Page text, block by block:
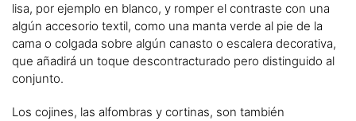
lisa, por ejemplo en blanco, y romper el contraste con una
algún accesorio textil, como una manta verde al pie de la
cama o colgada sobre algún canasto o escalera decorativa,
que añadirá un toque descontracturado pero distinguido al
conjunto.
Los cojines, las alfombras y cortinas, son también